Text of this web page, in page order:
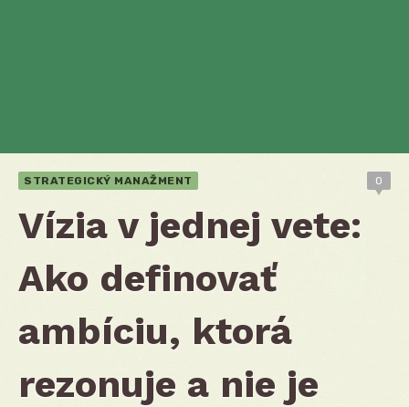
STRATEGICKÝ MANAŽMENT 0
Vízia v jednej vete:
Ako definovať
ambíciu, ktorá
rezonuje a nie je